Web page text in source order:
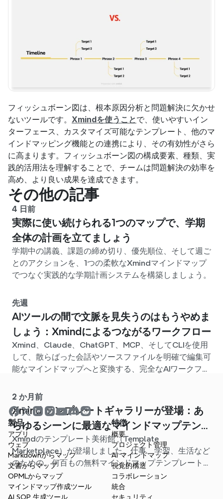
フィッシュボーン図は、根本原因分析と問題解決に欠かせ
ないツールです。 Xmindを使うことで、使いやすいイン
ターフェース、カスタマイズ可能なテンプレート、他のマ
インドマッピング機能との連携により、その有効性がさら
に高まります。フィッシュボーン図の構成要素、種類、実
践的活用法を理解することで、チームは問題解決の効率を
高め、より良い成果を達成できます。
その他の記事
4 日前
実際に使い続けられる1つのマップで、学期
全体の計画を立てましょう
学期中の講義、課題の締め切り、優先順位、そして週ご
とのアクションを、1つの柔軟なXmindマインドマップ
でつなぐ実践的な学期計画システムを構築しましょう。
先週
AIツールの間で文脈を見失うのはもうやめま
しょう：Xmindによるつながるワークフロー
Xmind、Claude、ChatGPT、MCP、そしてCLIを使用
して、散らばった会話やソースファイルを明確で編集可
能なマインドマップへと変換する、完全なAIワークフロ
2 か月前
Xmind テンプレートギャラリーが登場：あ
らゆるシーンに最適なマインドマップテンプ
レートが見つかります
Xmindのテンプレート美術館（Template
Marketplace）が登場しました。仕事、学習、生活など
のための、何百もの無料マインドマップテンプレートが
用意されています。最適なスタート地点を見つけ、白紙
から始める手間を省きましょう。
製品
アプリ
ウェブ
Markdownからマップ
文書からマップ
OPMLからマップ
マインドマップ作成ツール
AI SOP 生成ツール
特徴
概要
プロジェクト管理
AI マインドマップ
視覚的構造
コラボレーション
統合
セキュリティ